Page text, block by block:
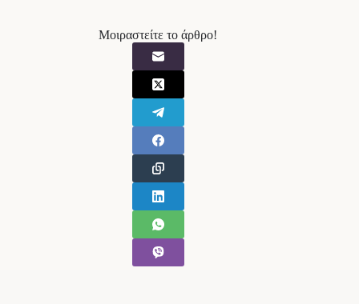
Μοιραστείτε το άρθρο!